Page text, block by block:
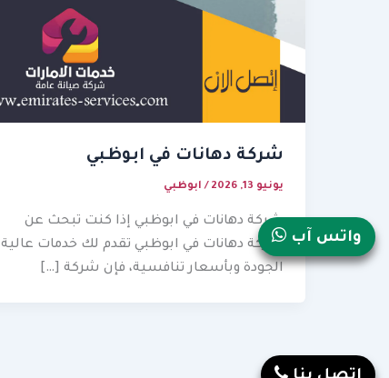
شركة دهانات في ابوظبي
يونيو 13, 2026 / ابوظبي
شركة دهانات في ابوظبي إذا كنت تبحث عن
شركة دهانات في ابوظبي تقدم لك خدمات عالية
الجودة وبأسعار تنافسية، فإن شركة […]
واتس آب